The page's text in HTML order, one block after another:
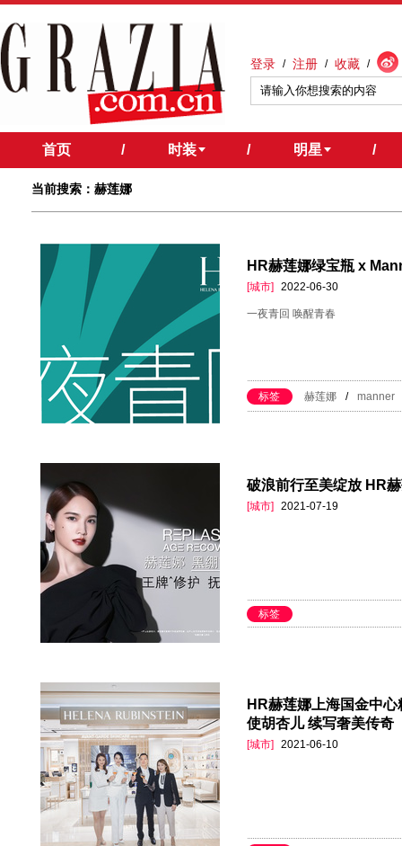
登录 / 注册 / 收藏 /
首页 / 时装 / 明星 /
当前搜索：赫莲娜
HR赫莲娜绿宝瓶 x
[城市] 2022-06-30
一夜青回 唤醒青春
标签 赫莲娜 / manner
破浪前行至美绽放 HR
[城市] 2021-07-19
标签
HR赫莲娜上海国金中
使胡杏儿 续写奢美传奇
[城市] 2021-06-10